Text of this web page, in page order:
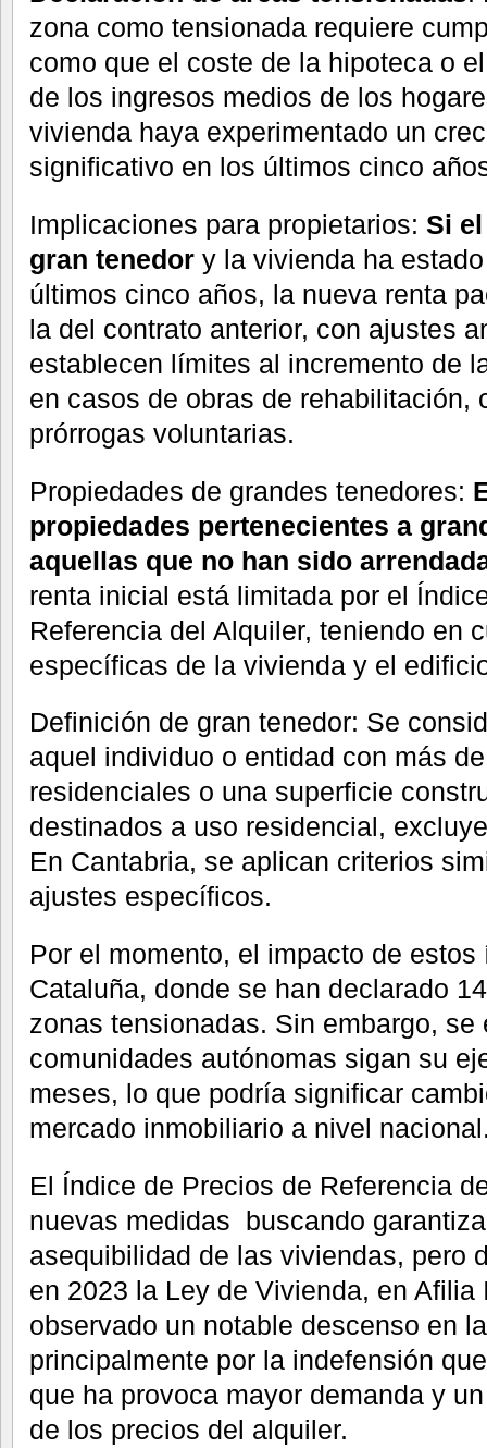
zona como tensionada requiere
como que el coste de la hipoteca o
de los ingresos medios de los
vivienda haya experimentado un
significativo en los últimos cinco
Implicaciones para propietarios: Si
gran tenedor y la vivienda ha
últimos cinco años, la nueva renta
la del contrato anterior, con ajustes
establecen límites al incremento de
en casos de obras de rehabilitación,
prórrogas voluntarias.
Propiedades de grandes tenedores:
propiedades pertenecientes a
aquellas que no han sido
renta inicial está limitada por el
Referencia del Alquiler, teniendo en
específicas de la vivienda y el
Definición de gran tenedor: Se
aquel individuo o entidad con más
residenciales o una superficie
destinados a uso residencial,
En Cantabria, se aplican criterios
ajustes específicos.
Por el momento, el impacto de
Cataluña, donde se han declarado
zonas tensionadas. Sin embargo, se
comunidades autónomas sigan su
meses, lo que podría significar
mercado inmobiliario a nivel
El Índice de Precios de Referencia
nuevas medidas buscando
asequibilidad de las viviendas, pero
en 2023 la Ley de Vivienda, en
observado un notable descenso en
principalmente por la indefensión
que ha provoca mayor demanda y
de los precios del alquiler.